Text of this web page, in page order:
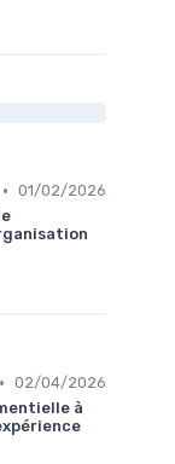
• 01/02/2026
• 02/04/2026
à